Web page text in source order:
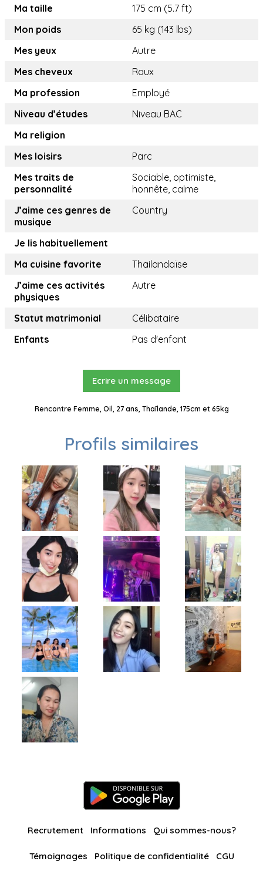
Ma taille
175 cm (5.7 ft)
Mon poids
65 kg (143 lbs)
Mes yeux
Autre
Mes cheveux
Roux
Ma profession
Employé
Niveau d’études
Niveau BAC
Ma religion
Mes loisirs
Parc
Mes traits de
personnalité
Sociable, optimiste,
honnête, calme
J’aime ces genres de
musique
Country
Je lis habituellement
Ma cuisine favorite
Thailandaïse
J’aime ces activités
physiques
Autre
Statut matrimonial
Célibataire
Enfants
Pas d'enfant
Ecrire un message
Rencontre Femme, Oil, 27 ans, Thaïlande, 175cm et 65kg
Profils similaires
Recrutement Informations Qui sommes-nous?
Témoignages Politique de confidentialité CGU